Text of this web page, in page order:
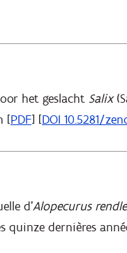
het geslacht Salix
[PDF] [DOI 10.5281/
d’Alopecurus
quinze dernières